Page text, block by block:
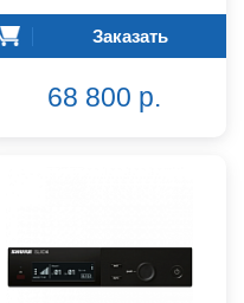
Заказать
68 800 р.